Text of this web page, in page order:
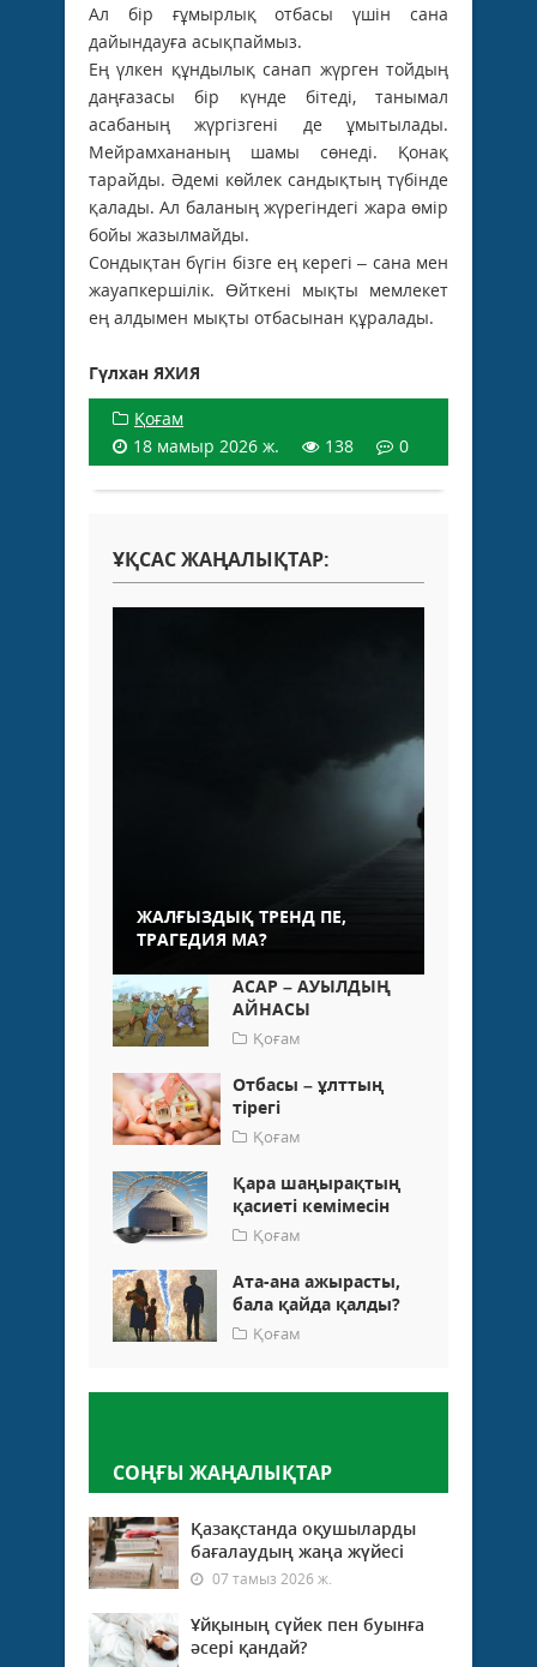
Ал бір ғұмырлық отбасы үшін сана
дайындауға асықпаймыз.
Ең үлкен құндылық санап жүрген тойдың
даңғазасы бір күнде бітеді, танымал
асабаның жүргізгені де ұмытылады.
Мейрамхананың шамы сөнеді. Қонақ
тарайды. Әдемі көйлек сандықтың түбінде
қалады. Ал баланың жүрегіндегі жара өмір
бойы жазылмайды.
Сондықтан бүгін бізге ең керегі – сана мен
жауапкершілік. Өйткені мықты мемлекет
ең алдымен мықты отбасынан құралады.
Гүлхан ЯХИЯ
Қоғам
18 мамыр 2026 ж.
138 0
ҰҚСАС ЖАҢАЛЫҚТАР:
ЖАЛҒЫЗДЫҚ ТРЕНД ПЕ,
ТРАГЕДИЯ МА?
АСАР – АУЫЛДЫҢ
АЙНАСЫ
Қоғам
Отбасы – ұлттың
тірегі
Қоғам
Қара шаңырақтың
қасиеті кемімесін
Қоғам
Ата-ана ажыра­­сты,
бала қайда қалды?
Қоғам
СОҢҒЫ ЖАҢАЛЫҚТАР
Қазақстанда оқушыларды
бағалаудың жаңа жүйесі
07 тамыз 2026 ж.
Ұйқының сүйек пен буынға
әсері қандай?